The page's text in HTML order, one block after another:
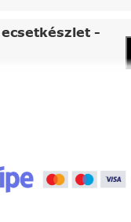
-
nagyító